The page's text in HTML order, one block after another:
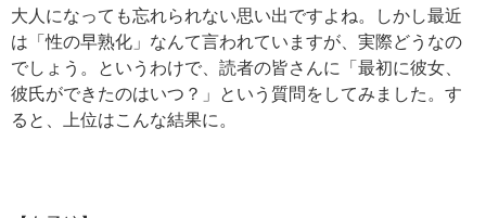
大人になっても忘れられない思い出ですよね。しかし最近
は「性の早熟化」なんて言われていますが、実際どうなの
でしょう。というわけで、読者の皆さんに「最初に彼女、
彼氏ができたのはいつ？」という質問をしてみました。す
ると、上位はこんな結果に。